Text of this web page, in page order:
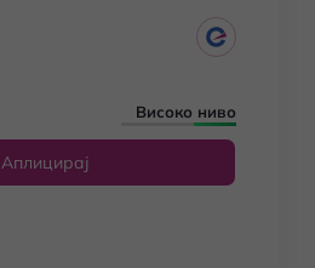
Високо ниво
Аплицирај